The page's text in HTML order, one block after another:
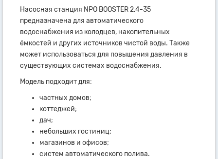
Насосная станция NPO BOOSTER 2,4-35
предназначена для автоматического
водоснабжения из колодцев, накопительных
ёмкостей и других источников чистой воды. Также
может использоваться для повышения давления в
существующих системах водоснабжения.
Модель подходит для:
частных домов;
коттеджей;
дач;
небольших гостиниц;
магазинов и офисов;
систем автоматического полива.